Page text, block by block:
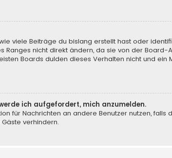
viele Beiträge du bislang erstellt hast oder
Ranges nicht direkt ändern, da sie von der
Boards dulden dieses Verhalten nicht und
ich aufgefordert, mich anzumelden.
für Nachrichten an andere Benutzer nutzen,
verhindern.